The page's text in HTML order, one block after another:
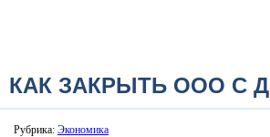
КАК ЗАКРЫТЬ ООО С
Рубрика: Экономика